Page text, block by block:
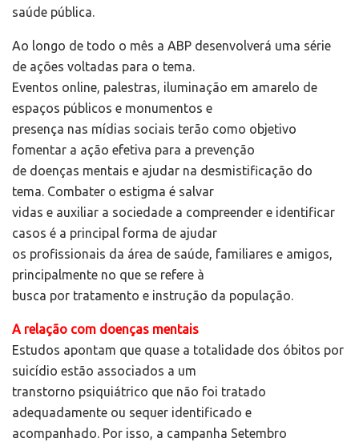
saúde pública.
Ao longo de todo o mês a ABP desenvolverá uma série
de ações voltadas para o tema.
Eventos online, palestras, iluminação em amarelo de
espaços públicos e monumentos e
presença nas mídias sociais terão como objetivo
fomentar a ação efetiva para a prevenção
de doenças mentais e ajudar na desmistificação do
tema. Combater o estigma é salvar
vidas e auxiliar a sociedade a compreender e identificar
casos é a principal forma de ajudar
os profissionais da área de saúde, familiares e amigos,
principalmente no que se refere à
busca por tratamento e instrução da população.
A relação com doenças mentais
Estudos apontam que quase a totalidade dos óbitos por
suicídio estão associados a um
transtorno psiquiátrico que não foi tratado
adequadamente ou sequer identificado e
acompanhado. Por isso, a campanha Setembro